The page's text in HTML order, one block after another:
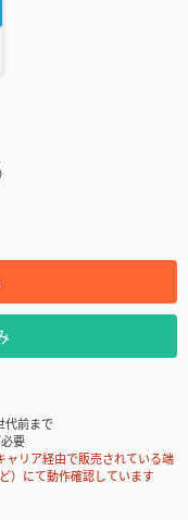
代前まで
要
リア経由で販売されている端
）にて動作確認しています